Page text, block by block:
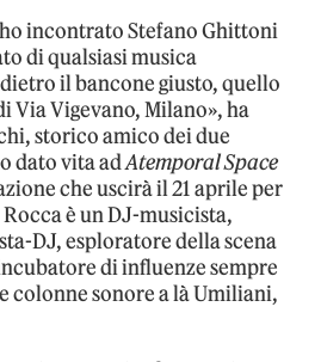
incontrato Stefano Ghittoni
di qualsiasi musica
dietro il bancone giusto, quello
Via Vigevano, Milano», ha
storico amico dei due
dato vita adAtemporal Space
che uscirà il 21 aprile per
è un DJ-musicista,
DJ, esploratore della scena
di influenze sempre
colonne sonore a là Umiliani,